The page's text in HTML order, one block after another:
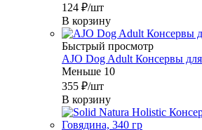
124 ₽/шт
В корзину
Быстрый просмотр
AJO Dog Adult Консервы для
Меньше 10
355 ₽/шт
В корзину